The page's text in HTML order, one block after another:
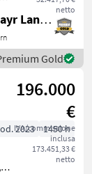
netto
Schwarzmayr Landtechnik GmbH - Gampern
Gold
196.000
€
IVA/commissione
inclusa
173.451,33 €
netto
2023
1450 h